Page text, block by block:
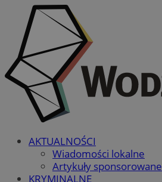
AKTUALNOŚCI
Wiadomości lokalne
Artykuły sponsorowane
KRYMINALNE